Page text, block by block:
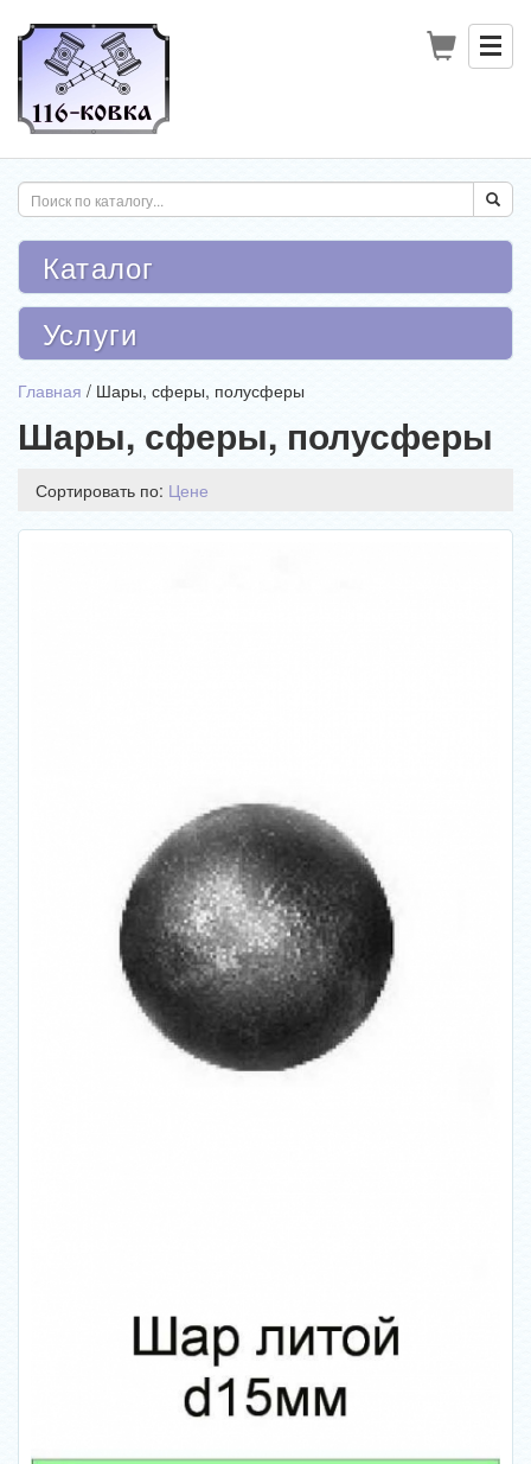
Каталог
Услуги
Главная / Шары, сферы, полусферы
Шары, сферы, полусферы
Сортировать по: Цене